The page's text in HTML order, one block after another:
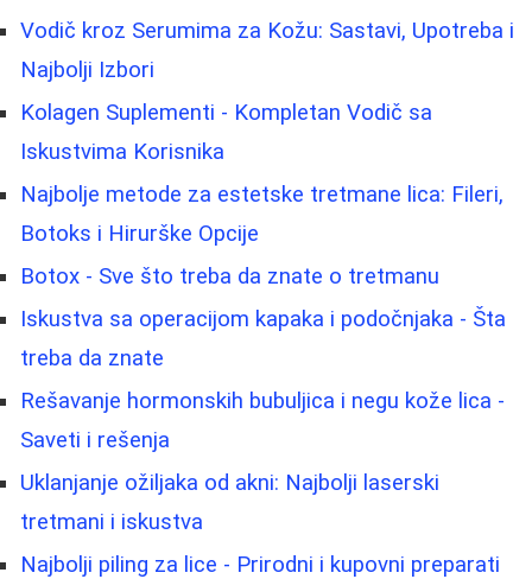
Vodič kroz Serumima za Kožu: Sastavi, Upotreba i
Najbolji Izbori
Kolagen Suplementi - Kompletan Vodič sa
Iskustvima Korisnika
Najbolje metode za estetske tretmane lica: Fileri,
Botoks i Hirurške Opcije
Botox - Sve što treba da znate o tretmanu
Iskustva sa operacijom kapaka i podočnjaka - Šta
treba da znate
Rešavanje hormonskih bubuljica i negu kože lica -
Saveti i rešenja
Uklanjanje ožiljaka od akni: Najbolji laserski
tretmani i iskustva
Najbolji piling za lice - Prirodni i kupovni preparati